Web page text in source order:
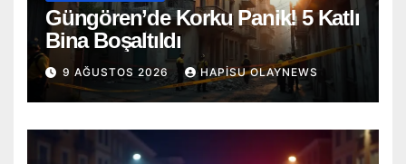
Güngören’de Korku Panik! 5 Katlı
Bina Boşaltıldı
9 AĞUSTOS 2026 HAPISU OLAYNEWS